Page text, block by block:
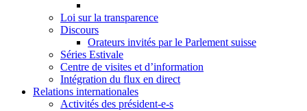
Loi sur la transparence
Discours
Orateurs invités par le Parlement suisse
Séries Estivale
Centre de visites et d’information
Intégration du flux en direct
Relations internationales
Activités des président-e-s